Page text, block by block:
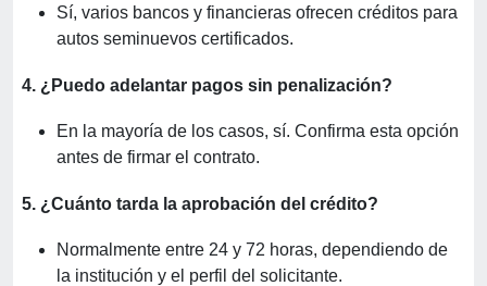
Sí, varios bancos y financieras ofrecen créditos para
autos seminuevos certificados.
4. ¿Puedo adelantar pagos sin penalización?
En la mayoría de los casos, sí. Confirma esta opción
antes de firmar el contrato.
5. ¿Cuánto tarda la aprobación del crédito?
Normalmente entre 24 y 72 horas, dependiendo de
la institución y el perfil del solicitante.